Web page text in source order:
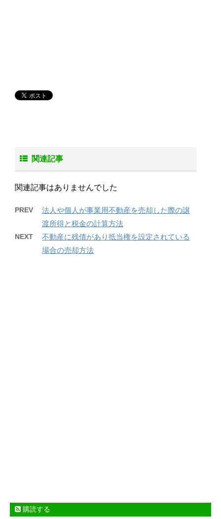
関連記事
関連記事はありませんでした
PREV
法人や個人が事業用不動産を売却した際の譲
渡所得と税金の計算方法
NEXT
不動産に残債があり抵当権を設定されている
場合の売却方法
購読する